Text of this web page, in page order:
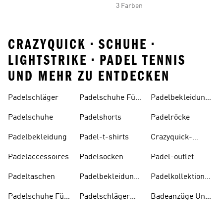
3 Farben
CRAZYQUICK • SCHUHE •
LIGHTSTRIKE • PADEL TENNIS
UND MEHR ZU ENTDECKEN
Padelschläger
Padelschuhe
Padelbekleidung
Padelaccessoires
Padeltaschen
Padelschuhe Für
Padelschuhe Für
Padelshorts
Padel-t-shirts
Padelsocken
Padelbekleidung
Padelschläger
Padelbekleidung
Padelröcke
Crazyquick-
Padel-outlet
Padelkollektion
Badeanzüge Und